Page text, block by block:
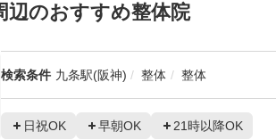
辺のおすすめ整体院
検索条件 九条駅(阪神) 整体 整体
日祝OK 早朝OK 21時以降OK